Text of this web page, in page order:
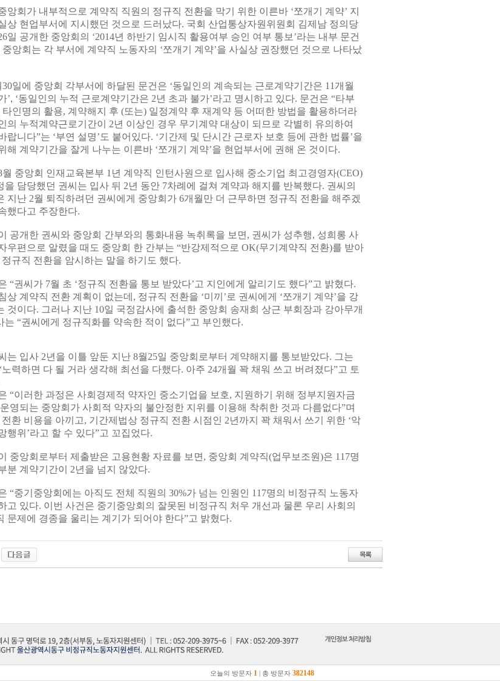
앙회가 내부적으로 계약직 직원의 정규직 전환을 막기 위한 이른바 ‘쪼개기 계약’ 지
상 현업부서에 지시했던 것으로 드러났다. 국회 산업통상자원위원회 김제남 정의당
일 공개한 중앙회의 ‘2014년 하반기 임시직 활용여부 승인 여부 통보’라는 내부 문건
중앙회는 각 부서에 계약직 노동자의 ‘쪼개기 계약’을 사실상 권장했던 것으로 나타났
30일에 중앙회 각부서에 하달된 문건은 ‘동일인의 계속되는 근로계약기간은 11개월
’, ‘동일인의 누적 근로계약기간은 2년 초과 불가’라고 명시하고 있다. 문건은 “타부
타인명의 활용, 계약해지 후 (또는) 일정계약 후 재계약 등 어떠한 방법을 활용하더라
의 누적계약근로기간이 2년 이상인 경우 무기계약 대상이 되므로 각별히 유의하여
랍니다”는 ‘부연 설명’도 붙어있다. ‘기간제 및 단시간 근로자 보호 등에 관한 법률’을
해 계약기간을 잘게 나누는 이른바 ‘쪼개기 계약’을 현업부서에 권해 온 것이다.
월 중앙회 인재교육본부 1년 계약직 인턴사원으로 입사해 중소기업 최고경영자(CEO)
을 담당했던 권씨는 입사 뒤 2년 동안 7차례에 걸쳐 계약과 해지를 반복했다. 권씨의
지난 2월 퇴직하려던 권씨에게 중앙회가 6개월만 더 근무하면 정규직 전환을 해주겠
했다고 주장한다.
공개한 권씨와 중앙회 간부와의 통화내용 녹취록을 보면, 권씨가 성추행, 성희롱 사
우편으로 알렸을 때도 중앙회 한 간부는 “반강제적으로 OK(무기계약직 전환)를 받아
정규직 전환을 암시하는 말을 하기도 했다.
“권씨가 7월 초 ‘정규직 전환을 통보 받았다’고 지인에게 알리기도 했다”고 밝혔다.
상 계약직 전환 계획이 없는데, 정규직 전환을 ‘미끼’로 권씨에게 ‘쪼개기 계약’을 강
것이다. 그러나 지난 10일 국정감사에 출석한 중앙회 송재희 상근 부회장과 강아무개
는 “권씨에게 정규직화를 약속한 적이 없다”고 부인했다.
는 입사 2년을 이틀 앞둔 지난 8월25일 중앙회로부터 계약해지를 통보받았다. 그는
노력하면 다 될 거라 생각해 최선을 다했다. 아주 24개월 꽉 채워 쓰고 버려졌다”고 토
“이러한 과정은 사회경제적 약자인 중소기업을 보호, 지원하기 위해 정부지원자금
영되는 중앙회가 사회적 약자의 불안정한 지위를 이용해 착취한 것과 다름없다”며
전환 비용을 아끼고, 기간제법상 정규직 전환 시점인 2년까지 꽉 채워서 쓰기 위한 ‘악
행위’라고 할 수 있다”고 꼬집었다.
중앙회로부터 제출받은 고용현황 자료를 보면, 중앙회 계약직(업무보조원)은 117명
분 계약기간이 2년을 넘지 않았다.
“중기중앙회에는 아직도 전체 직원의 30%가 넘는 인원인 117명의 비정규직 노동자
고 있다. 이번 사건은 중기중앙회의 잘못된 비정규직 처우 개선과 물론 우리 사회의
문제에 경종을 울리는 계기가 되어야 한다”고 밝혔다.
오늘의 방문자 1 | 총 방문자 382148